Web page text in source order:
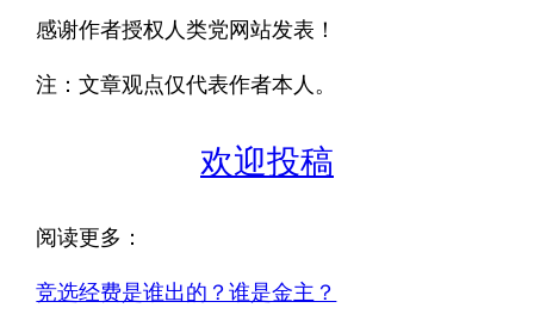
感谢作者授权人类党网站发表！
注：文章观点仅代表作者本人。
欢迎投稿
阅读更多：
竞选经费是谁出的？谁是金主？